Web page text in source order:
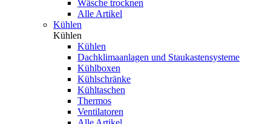
Wäsche trocknen
Alle Artikel
Kühlen
Kühlen
Kühlen
Dachklimaanlagen und Staukastensysteme
Kühlboxen
Kühlschränke
Kühltaschen
Thermos
Ventilatoren